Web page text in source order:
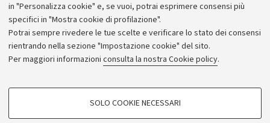
in "Personalizza cookie" e, se vuoi, potrai esprimere consensi più
specifici in "Mostra cookie di profilazione".
Potrai sempre rivedere le tue scelte e verificare lo stato dei consensi
rientrando nella sezione "Impostazione cookie" del sito.
Per maggiori informazioni consulta la nostra Cookie policy.
COOKIE DI PROFILAZIONE - FACOLTATIVI
SOLO COOKIE NECESSARI
Comunicati stampa
Redazione
Rassegna stampa